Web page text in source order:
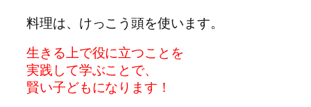
料理は、けっこう頭を使います。
生きる上で役に立つことを
実践して学ぶことで、
賢い子どもになります！